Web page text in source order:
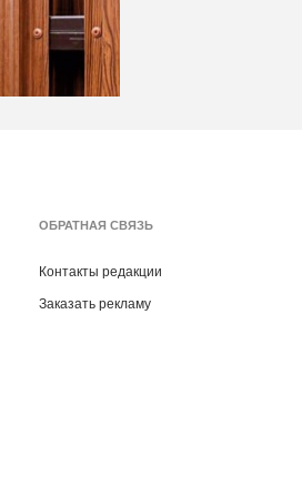
ОБРАТНАЯ СВЯЗЬ
Контакты редакции
Заказать рекламу